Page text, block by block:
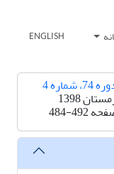
ENGLISH
74، شماره 4
1398
484-492